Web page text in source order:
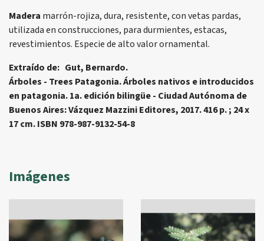
Madera marrón-rojiza, dura, resistente, con vetas pardas,
utilizada en construcciones, para durmientes, estacas,
revestimientos. Especie de alto valor ornamental.
Extraído de: Gut, Bernardo.
Árboles - Trees Patagonia. Árboles nativos e introducidos
en patagonia. 1a. edición bilingüe - Ciudad Autónoma de
Buenos Aires: Vázquez Mazzini Editores, 2017. 416 p. ; 24 x
17 cm. ISBN 978-987-9132-54-8
Imágenes